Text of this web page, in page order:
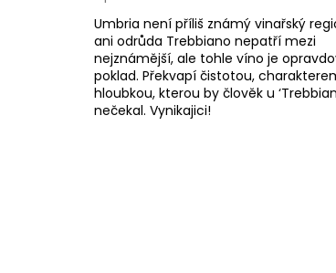
Umbria není příliš známý vinařský
ani odrůda Trebbiano nepatří mezi
nejznámější, ale tohle víno je
poklad. Překvapí čistotou,
hloubkou, kterou by člověk u
nečekal. Vynikajici!